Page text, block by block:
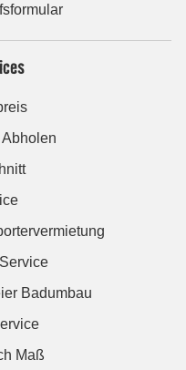
Badumbau
Maß